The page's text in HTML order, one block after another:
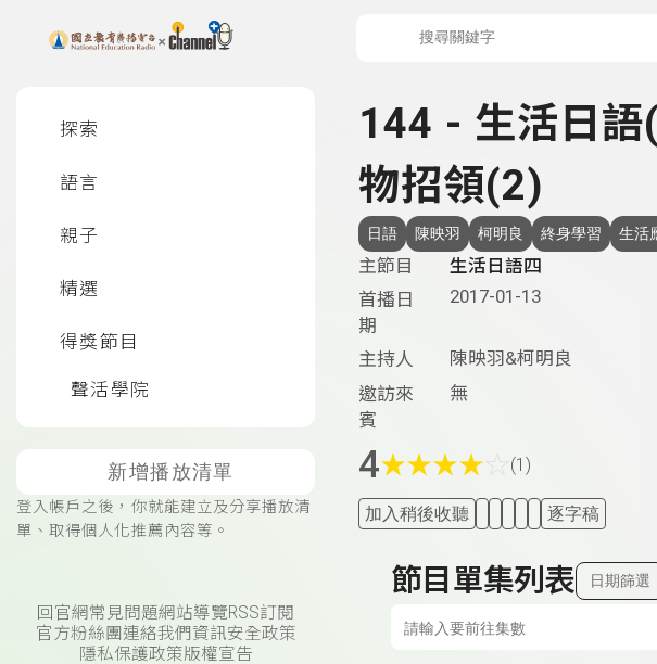
上方功能區塊
探索
語言
親子
精選
得獎節目
聲活學院
新增播放清單
登入帳戶之後，你就能建立及分享播放清
單、取得個人化推薦內容等。
回官網常見問題網站導覽RSS訂閱
官方粉絲團連絡我們 資訊安全政策
隱私保護政策版權宣告
144 - 生活日
物招領(2)
日語 陳映羽 柯明良 終身學習 生活
主節目
生活日語四
首播日
期
2017-01-13
主持人
陳映羽&柯明良
邀訪來
賓
無
4★★★★ (1)
加入稍後收聽 逐字稿
節目單集列表 日期篩選